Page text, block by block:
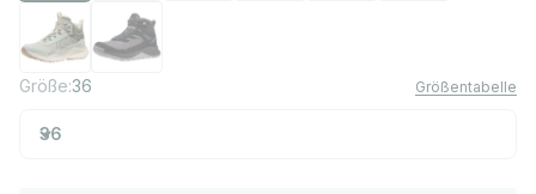
Wanderschuhe W Leiki Leather Mid WP iceberg green/bronze
Wanderschuhe W Hightrail Mid Polar black/aster purple
Größe:36 Größentabelle
36